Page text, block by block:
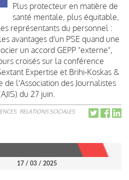
Plus protecteur en matière de
santé mentale, plus équitable,
représentants du personnel :
avantages d'un PSE quand une
un accord GEPP "externe",
croisés sur la conférence
Expertise et Brihi-Koskas &
l'Association des Journalistes
du 27 juin.
RELATIONS SOCIALES
17 / 03 / 2025